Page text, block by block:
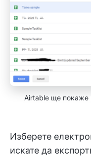
Airtable ще покаже
Изберете
искате да